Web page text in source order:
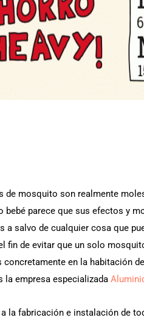
de mosquito son realmente
bebé parece que sus efectos y
a salvo de cualquier cosa que
fin de evitar que un solo
concretamente en la habitación
la empresa especializada
la fabricación e instalación de